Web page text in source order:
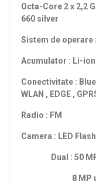
Octa-Core 2 x 2,2
660 silver
Sistem de operare
Acumulator : Li-ion
Conectivitate :
WLAN , EDGE ,
Radio : FM
Camera : LED
Dual : 50
8 MP